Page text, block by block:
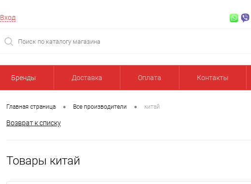
Вход
Бренды Доставка Оплата Контакты
Главная страница • Все производители • китай
Возврат к списку
Товары китай